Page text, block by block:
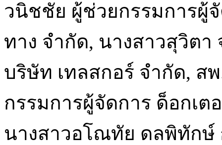
วนิชชัย ผู้ช่วยกรรมการผู้
ทาง จำกัด, นางสาวสุวิต
บริษัท เทลสกอร์ จำกัด,
กรรมการผู้จัดการ ด็อกเ
นางสาวอโณทัย ดลพิทักษ์